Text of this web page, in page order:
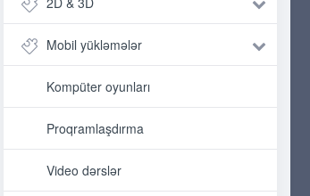
Mobil yükləmələr
Kompüter oyunları
Proqramlaşdırma
Video dərslər